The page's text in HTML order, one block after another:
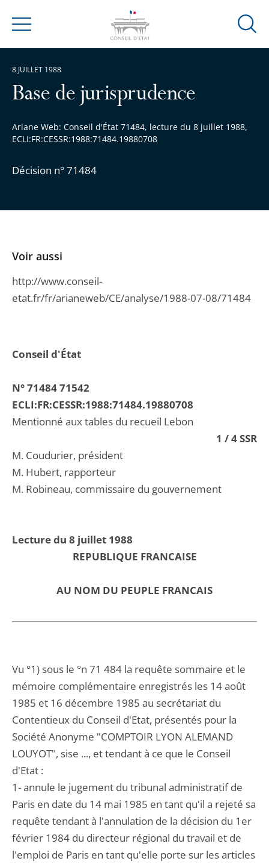
Menu
Ouvrir
Base de jurisprudence
Ariane Web: Conseil d'État 71484, lecture du 8 juillet 1988,
ECLI:FR:CESSR:1988:71484.19880708
Décision n° 71484
8 JUILLET 1988
Conseil d'État
N° 71484 71542
ECLI:FR:CESSR:1988:71484.19880708
Mentionné aux tables du recueil Lebon
1 / 4 SSR
M. Coudurier, président
M. Hubert, rapporteur
M. Robineau, commissaire du gouvernement
Lecture du 8 juillet 1988
REPUBLIQUE FRANCAISE
AU NOM DU PEUPLE FRANCAIS
Vu °1) sous le °n 71 484 la requête sommaire et le
mémoire complémentaire enregistrés les 14 août
1985 et 16 décembre 1985 au secrétariat du
Contentieux du Conseil d'Etat, présentés pour la
Société Anonyme "COMPTOIR LYON ALEMAND
LOUYOT", sise ..., et tendant à ce que le Conseil
d'Etat :
1- annule le jugement du tribunal administratif de
Paris en date du 14 mai 1985 en tant qu'il a rejeté sa
requête tendant à l'annulation de la décision du 1er
février 1984 du directeur régional du travail et de
l'emploi de Paris en tant qu'elle porte sur les articles
Voir aussi
http://www.conseil-
etat.fr/fr/arianeweb/CE/analyse/1988-07-08/71484